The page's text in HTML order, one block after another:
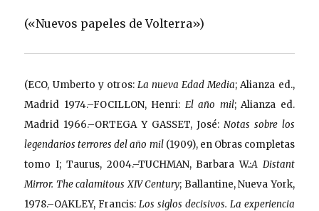
(«Nuevos papeles de Volterra»)
(ECO, Umberto y otros:La nueva Edad Media; Alianza ed.,
Madrid 1974.–FOCILLON, Henri: El año mil; Alianza ed.
Madrid 1966.–ORTEGA Y GASSET, José:Notas sobre los
legendarios terrores del año mil (1909), en Obras completas
tomo I; Taurus, 2004.–TUCHMAN, Barbara W.:A Distant
Mirror. The calamitous XIV Century; Ballantine, Nueva York,
1978.–OAKLEY, Francis:Los siglos decisivos. La experiencia